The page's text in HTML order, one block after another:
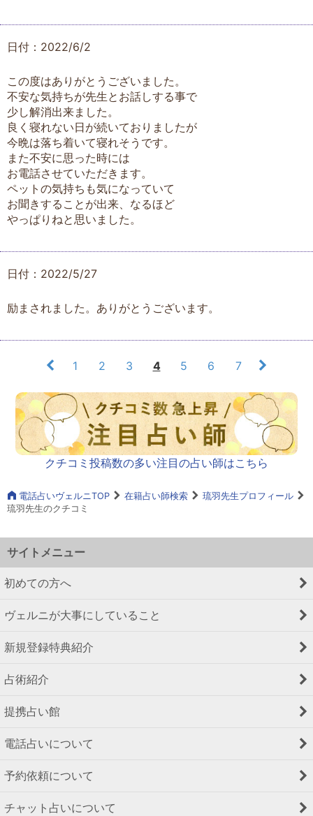
日付：2022/6/2
この度はありがとうございました。
不安な気持ちが先生とお話しする事で
少し解消出来ました。
良く寝れない日が続いておりましたが
今晩は落ち着いて寝れそうです。
また不安に思った時には
お電話させていただきます。
ペットの気持ちも気になっていて
お聞きすることが出来、なるほど
やっぱりねと思いました。
日付：2022/5/27
励まされました。ありがとうございます。
1 2 3 4 5 6 7
クチコミ投稿数の多い注目の占い師はこちら
電話占いヴェルニTOP 在籍占い師検索
琉羽先生プロフィール
琉羽先生のクチコミ
サイトメニュー
初めての方へ
ヴェルニが大事にしていること
新規登録特典紹介
占術紹介
提携占い館
電話占いについて
予約依頼について
チャット占いについて